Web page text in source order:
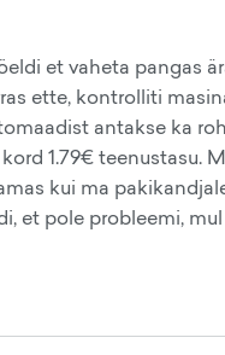
et vaheta pangas
ette, kontrolliti
antakse ka
1.79€ teenustasu.
kui ma
et pole probleemi,